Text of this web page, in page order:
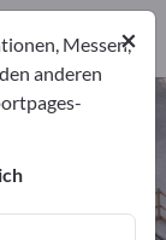
8
1×
Messen,
anderen